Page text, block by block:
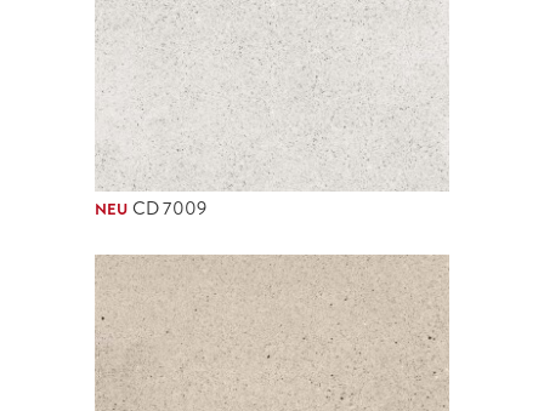
NEU CD 7009